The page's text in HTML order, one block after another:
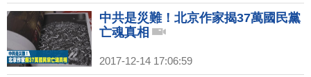
中共是災難！北京作家揭37萬國民黨
亡魂真相
2017-12-14 17:06:59